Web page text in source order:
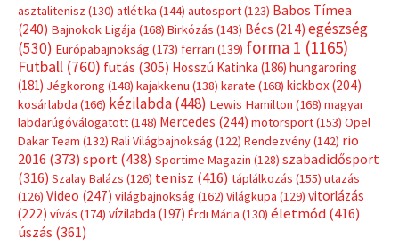
asztalitenisz (130) atlétika (144) autosport(123) Babos Tímea
(240) Bajnokok Ligája (168) Birkózás (143) Bécs (214) egészség
(530) Európabajnokság (173) ferrari (139) forma 1 (1165)
Futball (760) futás (305) Hosszú Katinka (186) hungaroring
(181) Jégkorong (148) kajakkenu (138) karate (168) kickbox(204)
kosárlabda (166) kézilabda(448) Lewis Hamilton (168) magyar
labdarúgóválogatott(148) Mercedes (244) motorsport(153) Opel
Dakar Team (132) Rali Világbajnokság (122) Rendezvény(142) rio
2016 (373) sport(438) Sportime Magazin (128) szabadidősport
(316) Szalay Balázs (126) tenisz (416) táplálkozás (155) utazás
(126) Video (247) világbajnokság (162) Világkupa (129) vitorlázás
(222) vívás (174) vízilabda (197) Érdi Mária (130) életmód(416)
úszás (361)